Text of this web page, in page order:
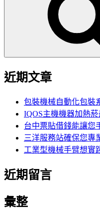
近期文章
包裝機械自動化包裝
IQOS主機機器加熱
台中票貼借錢能讓您
三洋服務站確保您專
工業型機械手臂想實
近期留言
彙整